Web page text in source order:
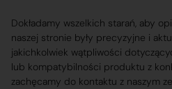
Dokładamy wszelkich starań, aby
naszej stronie były precyzyjne i
jakichkolwiek wątpliwości
lub kompatybilności produktu z
zachęcamy do kontaktu z naszym